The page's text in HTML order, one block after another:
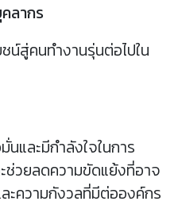
ลากร
น์สู่คนทำงานรุ่นต่อไปใน
นและมีกำลังใจในการ
ช่วยลดความขัดแย้งที่อาจ
ะความกังวลที่มีต่อองค์กร